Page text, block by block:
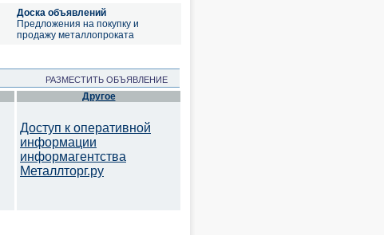
Доска объявлений
Предложения на покупку и
продажу металлопроката
РАЗМЕСТИТЬ ОБЪЯВЛЕНИЕ
Другое
Доступ к оперативной
информации
информагентства
Металлторг.ру